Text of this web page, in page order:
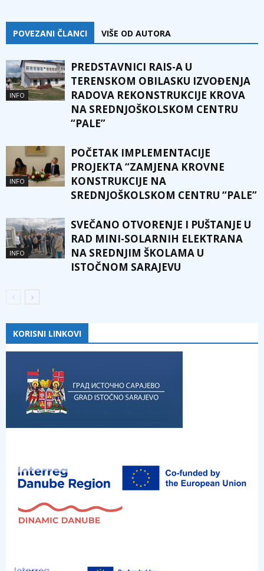
POVEZANI ČLANCI VIŠE OD AUTORA
INFO
PREDSTAVNICI RAIS-A U
TERENSKOM OBILASKU IZVOĐENJA
RADOVA REKONSTRUKCIJE KROVA
NA SREDNJOŠKOLSKOM CENTRU
“PALE”
INFO
POČETAK IMPLEMENTACIJE
PROJEKTA “ZAMJENA KROVNE
KONSTRUKCIJE NA
SREDNJOŠKOLSKOM CENTRU “PALE”
INFO
SVEČANO OTVORENJE I PUŠTANJE U
RAD MINI-SOLARNIH ELEKTRANA
NA SREDNJIM ŠKOLAMA U
ISTOČNOM SARAJEVU
KORISNI LINKOVI